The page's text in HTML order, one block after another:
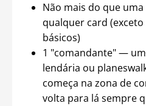
Não mais do que
qualquer card
básicos)
1 "comandante" —
lendária ou
começa na zona de
volta para lá sempre